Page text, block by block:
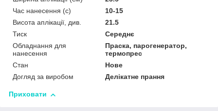
Час нанесення (с)
10-15
Висота аплікації, див.
21.5
Тиск
Середнє
Обладнання для
нанесення
Праска, парогенератор,
термопрес
Стан
Нове
Догляд за виробом
Делікатне прання
Приховати